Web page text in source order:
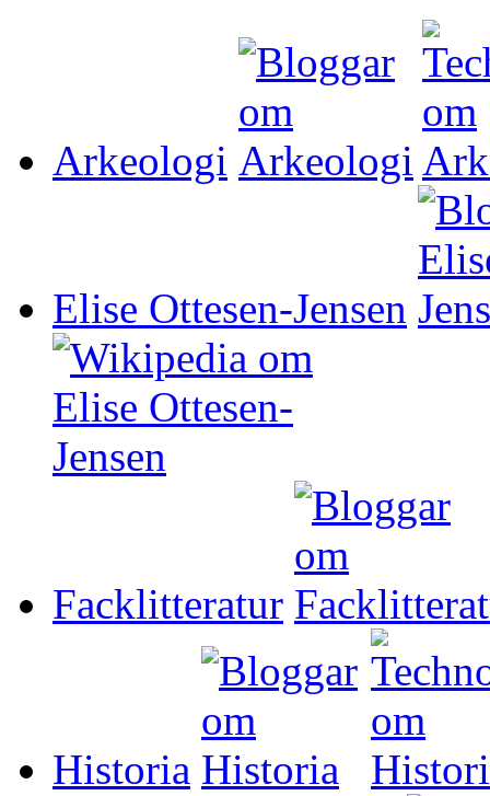
Arkeologi
Elise Ottesen-Jensen
Facklitteratur
Historia